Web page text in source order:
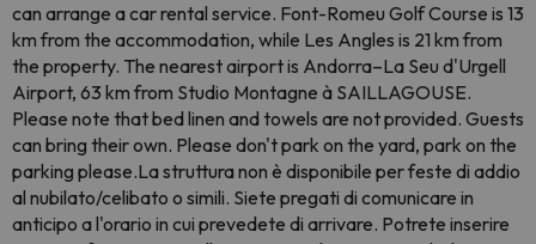
can arrange a car rental service. Font-Romeu Golf Course is 13
km from the accommodation, while Les Angles is 21 km from
the property. The nearest airport is Andorra–La Seu d'Urgell
Airport, 63 km from Studio Montagne à SAILLAGOUSE.
Please note that bed linen and towels are not provided. Guests
can bring their own. Please don't park on the yard, park on the
parking please.La struttura non è disponibile per feste di addio
al nubilato/celibato o simili. Siete pregati di comunicare in
anticipo a l'orario in cui prevedete di arrivare. Potrete inserire